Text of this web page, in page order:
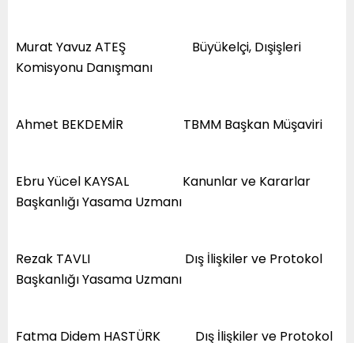
Murat Yavuz ATEŞ Büyükelçi, Dışişleri
Komisyonu Danışmanı
Ahmet BEKDEMİR TBMM Başkan Müşaviri
Ebru Yücel KAYSAL Kanunlar ve Kararlar
Başkanlığı Yasama Uzmanı
Rezak TAVLI Dış İlişkiler ve Protokol
Başkanlığı Yasama Uzmanı
Fatma Didem HASTÜRK Dış İlişkiler ve Protokol